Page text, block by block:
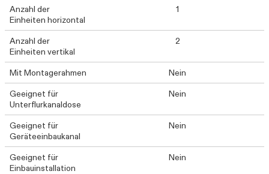
Anzahl der
Einheiten horizontal
1
Anzahl der
Einheiten vertikal
2
Mit Montagerahmen
Nein
Geeignet für
Unterflurkanaldose
Nein
Geeignet für
Geräteeinbaukanal
Nein
Geeignet für
Einbauinstallation
Nein